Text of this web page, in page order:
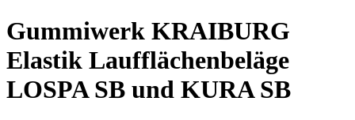
Gummiwerk KRAIBURG
Elastik Laufflächenbeläge
LOSPA SB und KURA SB